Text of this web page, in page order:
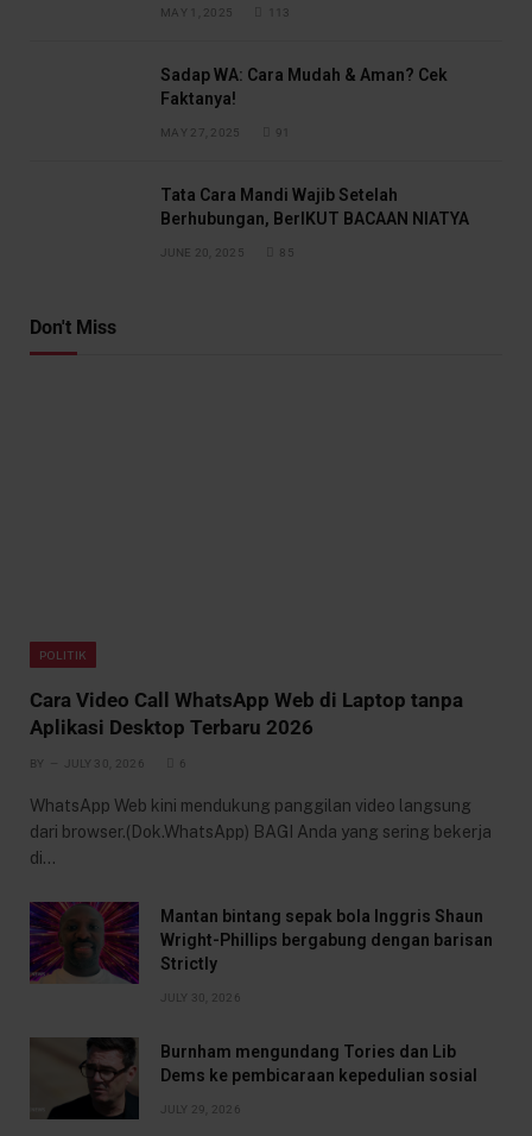
MAY 1, 2025 113
Sadap WA: Cara Mudah & Aman? Cek
Faktanya!
MAY 27, 2025 91
Tata Cara Mandi Wajib Setelah
Berhubungan, BerIKUT BACAAN NIATYA
JUNE 20, 2025 85
Don't Miss
POLITIK
Cara Video Call WhatsApp Web di Laptop tanpa
Aplikasi Desktop Terbaru 2026
BY JULY 30, 2026 6
WhatsApp Web kini mendukung panggilan video langsung
dari browser.(Dok.WhatsApp) BAGI Anda yang sering bekerja
di…
Mantan bintang sepak bola Inggris Shaun
Wright-Phillips bergabung dengan barisan
Strictly
JULY 30, 2026
Burnham mengundang Tories dan Lib
Dems ke pembicaraan kepedulian sosial
JULY 29, 2026